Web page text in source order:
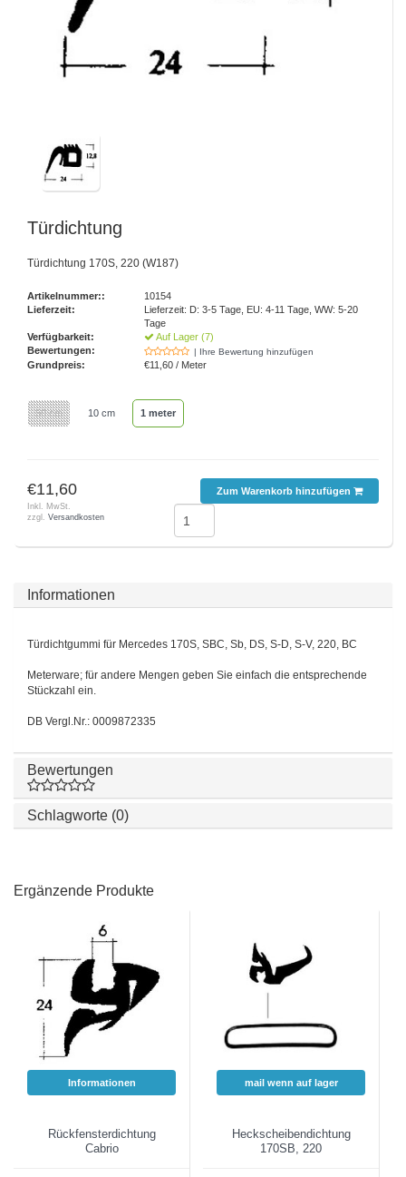
Türdichtung
Türdichtung 170S, 220 (W187)
Artikelnummer::
10154
Lieferzeit:
Lieferzeit: D: 3-5 Tage, EU: 4-11 Tage, WW: 5-20
Tage
Verfügbarkeit:
Auf Lager (7)
Bewertungen:
| Ihre Bewertung hinzufügen
Grundpreis: €11,60 / Meter
50 cm 10 cm 1 meter
€11,60
Inkl. MwSt.
zzgl. Versandkosten
Zum Warenkorb hinzufügen
Informationen
Türdichtgummi für Mercedes 170S, SBC, Sb, DS, S-D, S-V, 220, BC
Meterware; für andere Mengen geben Sie einfach die entsprechende
Stückzahl ein.
DB Vergl.Nr.: 0009872335
Bewertungen
Schlagworte (0)
Ergänzende Produkte
Informationen
Rückfensterdichtung
Cabrio
mail wenn auf lager
Heckscheibendichtung
170SB, 220